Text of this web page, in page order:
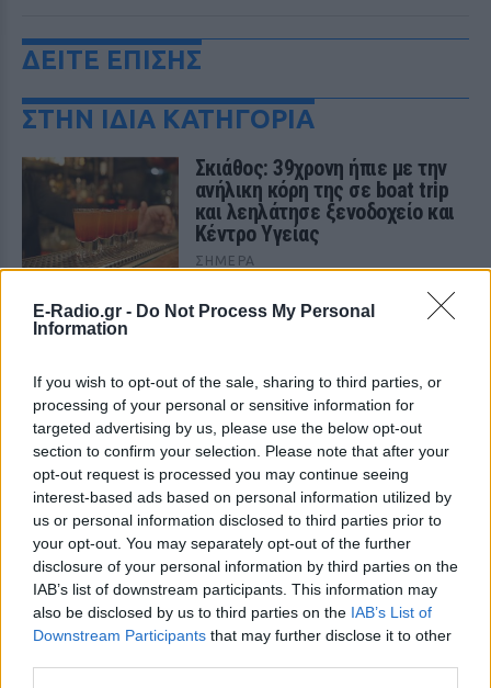
E-Radio.gr - Do Not Process My Personal
Information
If you wish to opt-out of the sale, sharing to third parties, or
processing of your personal or sensitive information for
targeted advertising by us, please use the below opt-out
section to confirm your selection. Please note that after your
opt-out request is processed you may continue seeing
interest-based ads based on personal information utilized by
us or personal information disclosed to third parties prior to
your opt-out. You may separately opt-out of the further
disclosure of your personal information by third parties on the
IAB’s list of downstream participants. This information may
also be disclosed by us to third parties on the IAB’s List of
Downstream Participants that may further disclose it to other
ΔΕΙΤΕ ΕΠΙΣΗΣ
ΣΤΗΝ ΙΔΙΑ ΚΑΤΗΓΟΡΙΑ
Σκιάθος: 39χρονη ήπιε με την
ανήλικη κόρη της σε boat trip
και λεηλάτησε ξενοδοχείο και
Κέντρο Υγείας
ΣΉΜΕΡΑ
Κατέστρεφε ό,τι έβρισκε μπροστά της
ηλεκτροπληξία και τον άφησαν
νεκρό σε αυτοκίνητο
ΣΉΜΕΡΑ
Μια κλοπή που εξελίχθηκε σε τραγωδία
εξιχνίασε η Υποδιεύθυνση Δίωξης και
Εξιχνίασης Εγκλημάτων Δυτικής Αττικής
- αφορά τον 72χρονο που βρέθηκε
νεκρός σε όχημα
Στέρεψε η λιμνοθάλασσα
Καλοχωρίου από την
παρατεταμένη ανομβρία
ΣΉΜΕΡΑ
«Είναι μια κατάσταση που καταγράφεται